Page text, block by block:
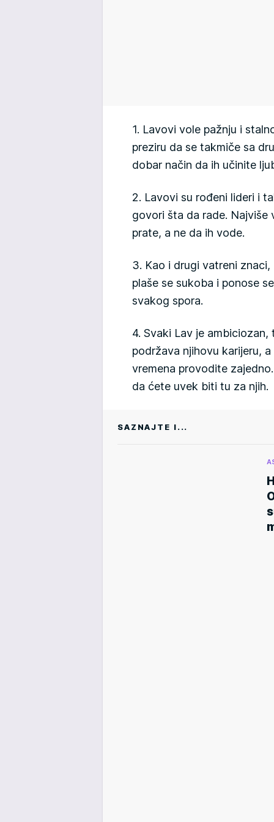
1. Lavovi vole pažnju i
preziru da se takmiče sa
dobar način da ih učinite
2. Lavovi su rođeni lideri i
govori šta da rade. Najviše
prate, a ne da ih vode.
3. Kao i drugi vatreni
plaše se sukoba i ponose
svakog spora.
4. Svaki Lav je
podržava njihovu karijeru,
vremena provodite
da ćete uvek biti tu za njih.
SAZNAJTE I...